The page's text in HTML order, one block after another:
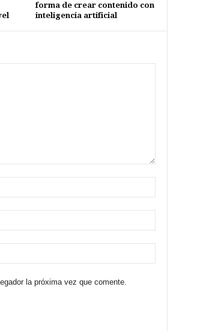
forma de crear contenido con
inteligencia artificial
la próxima vez que comente.